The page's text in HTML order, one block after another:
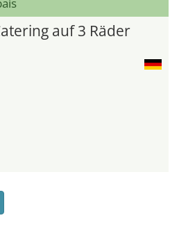
auf 3 Räder